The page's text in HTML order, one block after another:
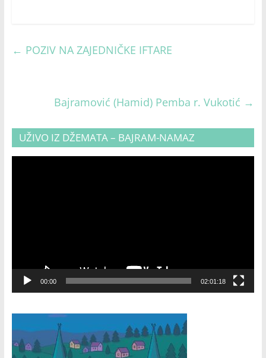
← POZIV NA ZAJEDNIČKE IFTARE
Bajramović (Hamid) Pemba r. Vukotić →
UŽIVO IZ DŽEMATA – BAJRAM-NAMAZ
00:00 02:01:18